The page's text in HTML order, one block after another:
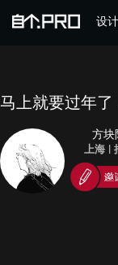
设计
马上就要过年
方块
上海 |